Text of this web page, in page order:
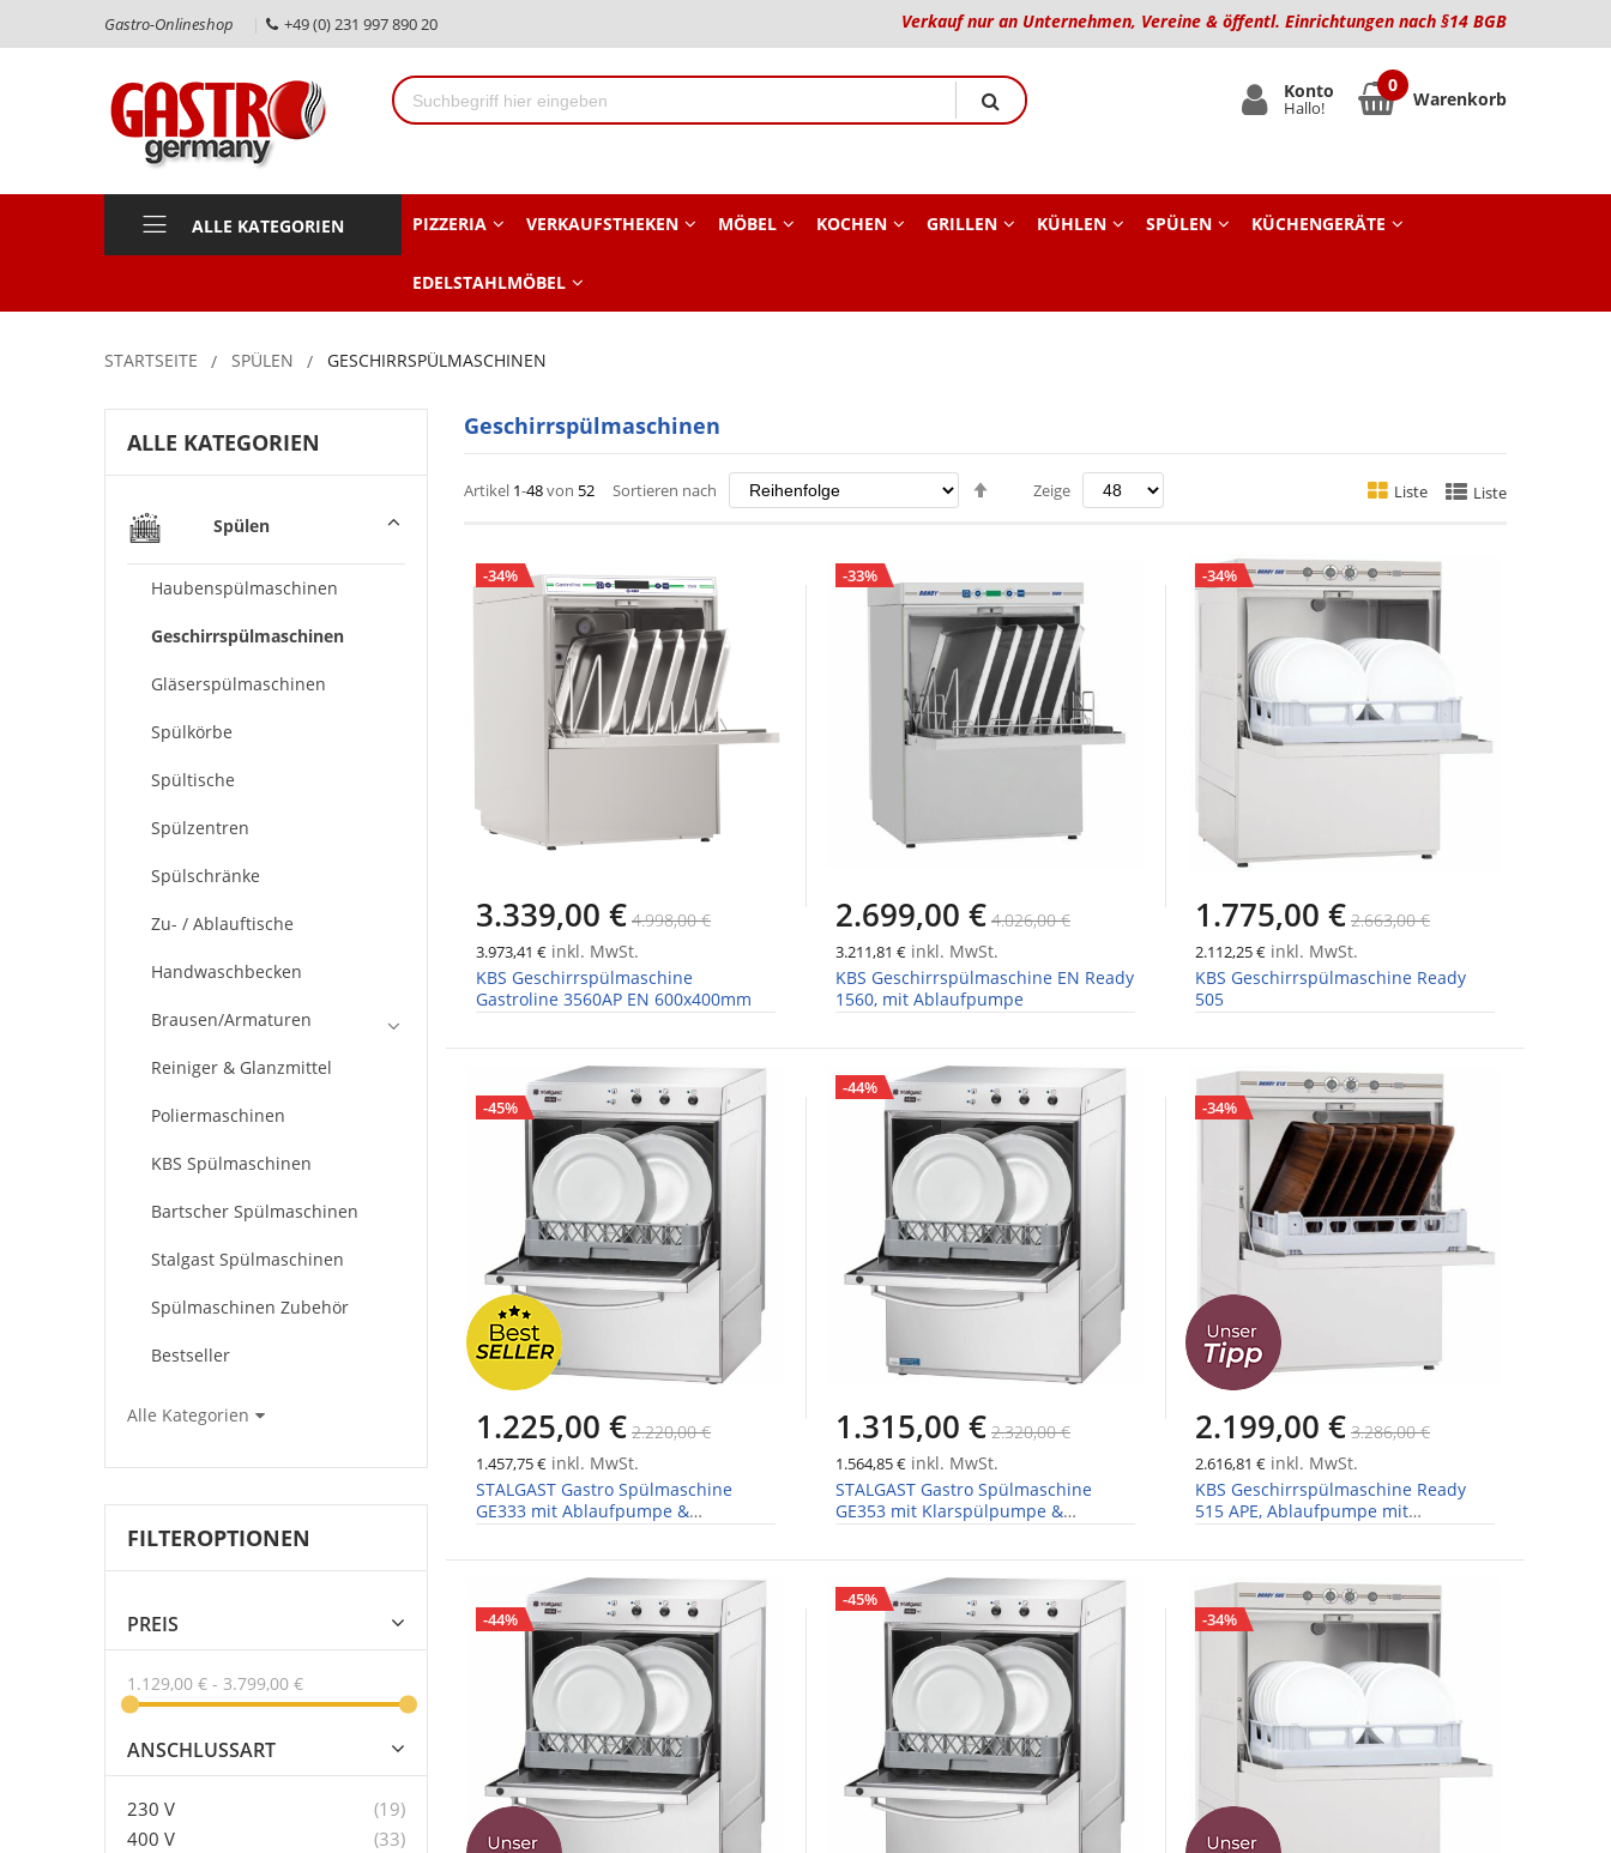
Gastro-Onlineshop +49 (0) 231 997 890 20 Verkauf nur an Unternehmen, Vereine & öffentl. Einrichtungen nach §14 BGB
Konto
Hallo! Warenkorb
ALLE KATEGORIEN PIZZERIA VERKAUFSTHEKEN MÖBEL KOCHEN GRILLEN KÜHLEN SPÜLEN KÜCHENGERÄTE
EDELSTAHLMÖBEL
STARTSEITE SPÜLEN GESCHIRRSPÜLMASCHINEN
Geschirrspülmaschinen
Artikel 1-48von 52 Sortieren nach
Absteigend
Zeige Liste Liste
-34%
3.339,00 € 4.998,00 €
3.973,41 € inkl. MwSt.
KBS Geschirrspülmaschine
Gastroline 3560AP EN 600x400mm
-33%
2.699,00 € 4.026,00 €
3.211,81 €inkl. MwSt.
KBS Geschirrspülmaschine EN Ready
1560, mit Ablaufpumpe
-34%
1.775,00 € 2.663,00 €
2.112,25 €inkl. MwSt.
KBS Geschirrspülmaschine Ready
505
-45%
1.225,00 € 2.220,00 €
1.457,75 € inkl. MwSt.
STALGAST Gastro Spülmaschine
GE333 mit Ablaufpumpe &
-44%
1.315,00 € 2.320,00 €
1.564,85 €inkl. MwSt.
STALGAST Gastro Spülmaschine
GE353 mit Klarspülpumpe &
-34%
2.199,00 € 3.286,00 €
2.616,81 €inkl. MwSt.
KBS Geschirrspülmaschine Ready
515 APE, Ablaufpumpe mit
-44%
-45%
-34%
ALLE KATEGORIEN
Spülen
Haubenspülmaschinen
Geschirrspülmaschinen
Gläserspülmaschinen
Spülkörbe
Spültische
Spülzentren
Spülschränke
Zu- / Ablauftische
Handwaschbecken
Brausen/Armaturen
Reiniger & Glanzmittel
Poliermaschinen
KBS Spülmaschinen
Bartscher Spülmaschinen
Stalgast Spülmaschinen
Spülmaschinen Zubehör
Bestseller
Alle Kategorien
FILTEROPTIONEN
PREIS
1.129,00 € - 3.799,00 €
ANSCHLUSSART
230 V 19Artikel
400 V
33Artikel